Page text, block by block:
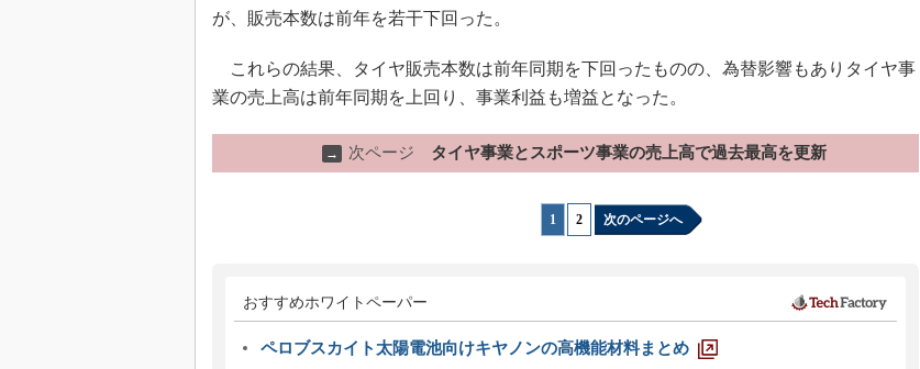
が、販売本数は前年を若干下回った。
これらの結果、タイヤ販売本数は前年同期を下回ったものの、為替影響もありタイヤ事
業の売上高は前年同期を上回り、事業利益も増益となった。
→ 次ページ タイヤ事業とスポーツ事業の売上高で過去最高を更新
1 2 次のページへ
おすすめホワイトペーパー
ペロブスカイト太陽電池向けキヤノンの高機能材料まとめ